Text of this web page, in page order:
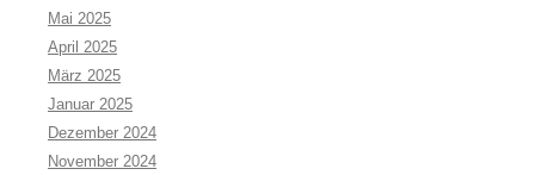
Mai 2025
April 2025
März 2025
Januar 2025
Dezember 2024
November 2024